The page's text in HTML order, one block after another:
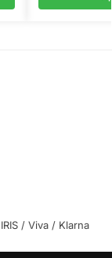
/ Viva / Klarna